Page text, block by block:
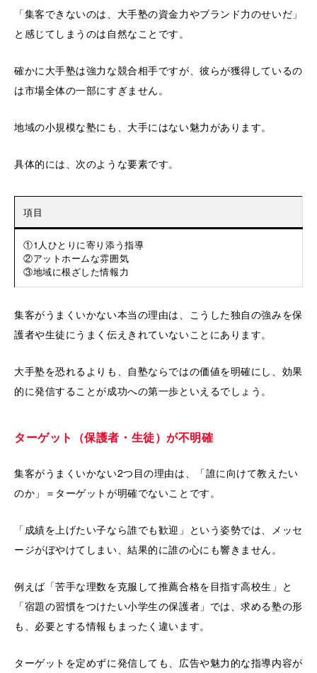
「集客できないのは、大手塾の資金力やブランド力のせいだ」
と感じてしまうのは自然なことです。
確かに大手塾は強力な競合相手ですが、彼らが獲得しているの
は市場全体の一部にすぎません。
地域の小規模な塾にも、大手にはない魅力があります。
具体的には、次のような要素です。
項目
①1人ひとりに寄り添う指導
②アットホームな雰囲気
③地域に根ざした情報力
集客がうまくいかない本当の理由は、こうした独自の強みを保
護者や生徒にうまく伝えきれていないことにあります。
大手塾を恐れるよりも、自塾ならではの価値を明確にし、効果
的に発信することが成功への第一歩といえるでしょう。
ターゲット（保護者・生徒）が不明確
集客がうまくいかない2つ目の理由は、「誰に向けて教えたい
のか」＝ターゲットが明確でないことです。
「成績を上げたい子なら誰でも歓迎」という姿勢では、メッセ
ージがぼやけてしまい、結果的に誰の心にも響きません。
例えば「苦手な理数を克服して推薦合格を目指す高校生」と
「宿題の習慣をつけたい小学生の保護者」では、求める塾の形
も、必要とする情報もまったく違います。
ターゲットを定めずに発信しても、広告や魅力的な指導内容が